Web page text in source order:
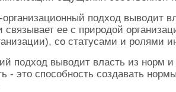
организационный подход выводит
связывает ее с природой
со статусами и ролями
подход выводит власть из норм и
- это способность создавать